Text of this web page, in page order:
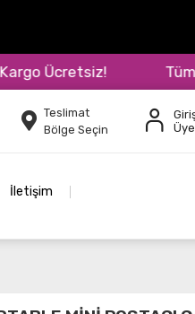
Ücretsiz! Tüm
Teslimat
Bölge Seçin
İletişim